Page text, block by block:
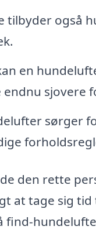
tilbyder også
en
sjovere
sørger
den rette
at tage sig
find-